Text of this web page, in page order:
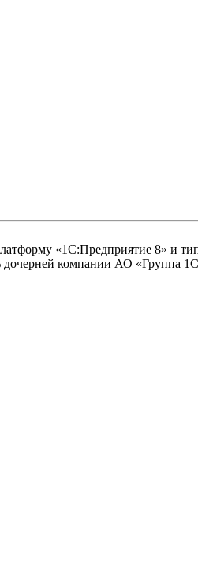
«1С:Предприятие 8» и
компании АО «Группа